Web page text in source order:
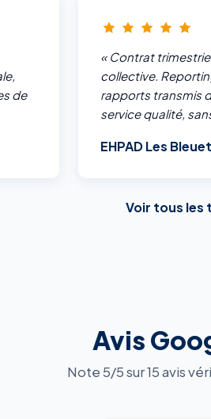
de
« Contrat
collective.
rapports transmis
service qualité,
EHPAD Les
Voir tous les
Avis
Note 5/5 sur 15 avis